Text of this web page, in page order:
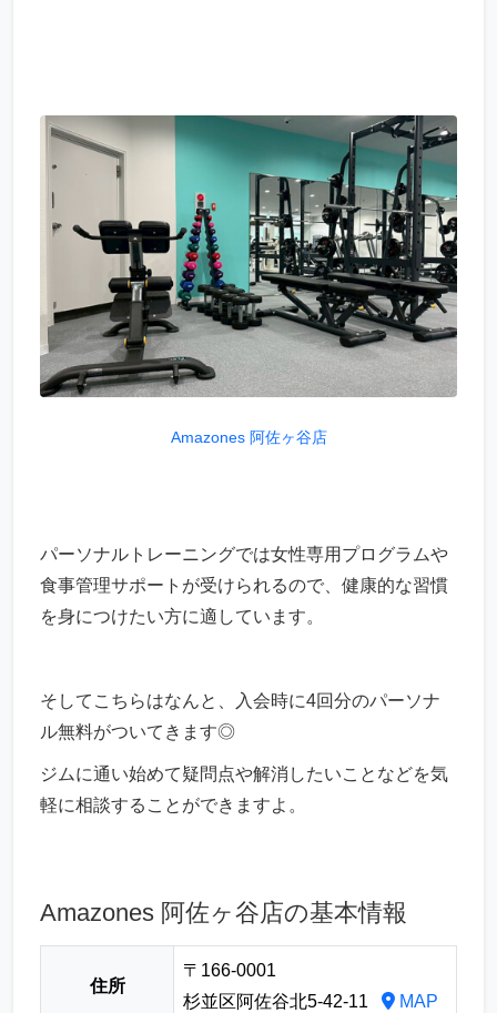
Amazones 阿佐ヶ谷店
パーソナルトレーニングでは女性専用プログラムや
食事管理サポートが受けられるので、健康的な習慣
を身につけたい方に適しています。
そしてこちらはなんと、入会時に4回分のパーソナ
ル無料がついてきます◎
ジムに通い始めて疑問点や解消したいことなどを気
軽に相談することができますよ。
Amazones 阿佐ヶ谷店の基本情報
住所
〒166-0001
杉並区阿佐谷北5-42-11
MAP